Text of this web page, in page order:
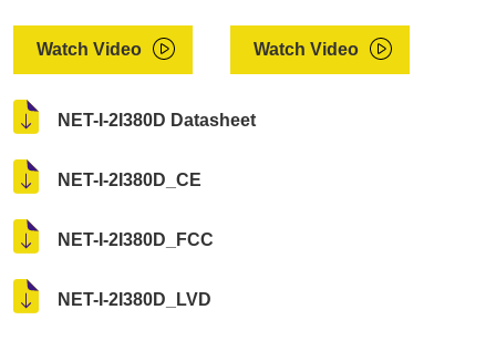
Watch Video Watch Video
NET-I-2I380D Datasheet
NET-I-2I380D_CE
NET-I-2I380D_FCC
NET-I-2I380D_LVD